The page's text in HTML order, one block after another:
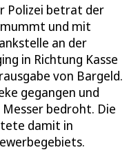
Polizei betrat der
und mit
an der
in Richtung Kasse
von Bargeld.
gegangen und
bedroht. Die
damit in